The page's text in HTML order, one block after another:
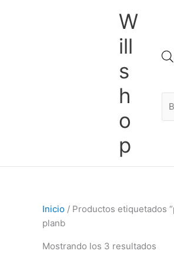
W
ill
s
h
o
p
Inicio / Productos etiquetados
planb
Mostrando los 3 resultados